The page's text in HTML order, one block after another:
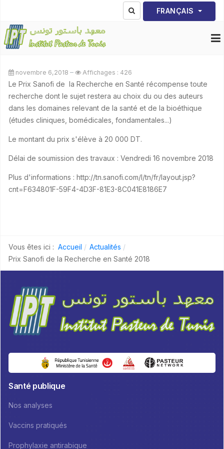
Sélectionnez votre
FRANÇAIS
novembre 6,2018 Affichages : 426
Le Prix Sanofi de la Recherche en Santé récompense toute
recherche dont le sujet restera au choix du ou des auteurs
dans les domaines relevant de la santé et de la bioéthique
(études cliniques, bomédicales, fondamentales...)
Le montant du prix s'élève à 20 000 DT.
Délai de soumission des travaux : Vendredi 16 novembre 2018
Plus d'informations : http://tn.sanofi.com/l/tn/fr/layout.jsp?
cnt=F634801F-59F4-4D3F-81E3-8C041E8186E7
Vous êtes ici : Accueil
Actualités
Prix Sanofi de la Recherche en Santé 2018
Santé publique
Nos analyses
Vaccins pratiqués
Prophylaxie antirabique